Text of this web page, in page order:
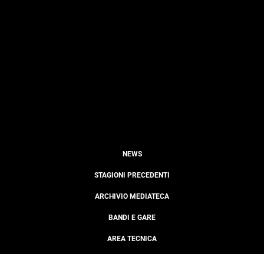
NEWS
STAGIONI PRECEDENTI
ARCHIVIO MEDIATECA
BANDI E GARE
AREA TECNICA